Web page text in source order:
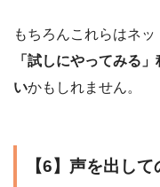
もちろんこれらはネッ
「試しにやってみる
いかもしれません。
【6】声を出し